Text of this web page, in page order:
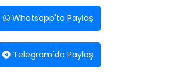
Whatsapp'ta Paylaş
Telegram'da Paylaş